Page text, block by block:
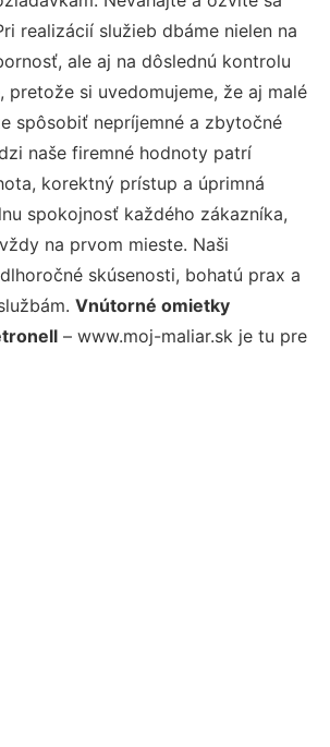
realizácií služieb dbáme nielen na
ale aj na dôslednú kontrolu
pretože si uvedomujeme, že aj malé
spôsobiť nepríjemné a zbytočné
naše firemné hodnoty patrí
korektný prístup a úprimná
spokojnosť každého zákazníka,
na prvom mieste. Naši
skúsenosti, bohatú prax a
Vnútorné omietky
– www.moj-maliar.sk je tu pre